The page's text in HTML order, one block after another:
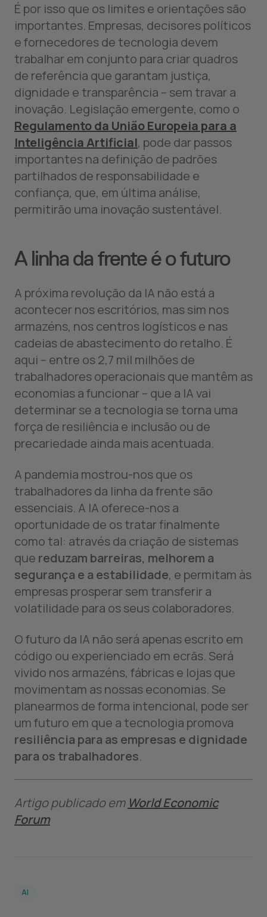
É por isso que os limites e orientações são
importantes. Empresas, decisores políticos
e fornecedores de tecnologia devem
trabalhar em conjunto para criar quadros
de referência que garantam justiça,
dignidade e transparência – sem travar a
inovação. Legislação emergente, como o
Regulamento da União Europeia para a
Inteligência Artificial, pode dar passos
importantes na definição de padrões
partilhados de responsabilidade e
confiança, que, em última análise,
permitirão uma inovação sustentável.
A linha da frente é o futuro
A próxima revolução da IA não está a
acontecer nos escritórios, mas sim nos
armazéns, nos centros logísticos e nas
cadeias de abastecimento do retalho. É
aqui – entre os 2,7 mil milhões de
trabalhadores operacionais que mantêm as
economias a funcionar – que a IA vai
determinar se a tecnologia se torna uma
força de resiliência e inclusão ou de
precariedade ainda mais acentuada.
A pandemia mostrou-nos que os
trabalhadores da linha da frente são
essenciais. A IA oferece-nos a
oportunidade de os tratar finalmente
como tal: através da criação de sistemas
que reduzam barreiras, melhorem a
segurança e a estabilidade, e permitam às
empresas prosperar sem transferir a
volatilidade para os seus colaboradores.
O futuro da IA não será apenas escrito em
código ou experienciado em ecrãs. Será
vivido nos armazéns, fábricas e lojas que
movimentam as nossas economias. Se
planearmos de forma intencional, pode ser
um futuro em que a tecnologia promova
resiliência para as empresas e dignidade
para os trabalhadores.
Artigo publicado em World Economic
Forum
AI